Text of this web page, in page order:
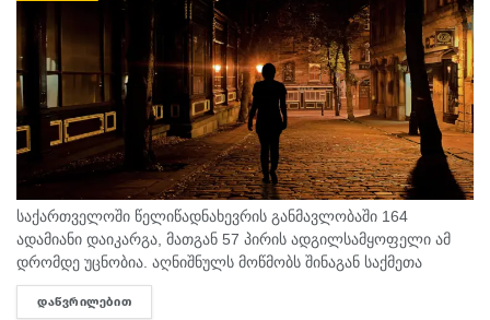
საქართველოში წელიწადნახევრის განმავლობაში 164
ადამიანი დაიკარგა, მათგან 57 პირის ადგილსამყოფელი ამ
დრომდე უცნობია. აღნიშნულს მოწმობს შინაგან საქმეთა
სამინისტროს მიერ გამოქვეყნებული 2025 წლისა და 2026
წლის 6 თვის სტატისტიკური მონაცემები. ამასთან,...
ᲓᲐᲬᲕᲠᲘᲚᲔᲑᲘᲗ